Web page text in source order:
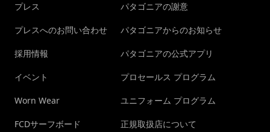
プレス
プレスへのお問い合わせ
採用情報
イベント
Worn Wear
FCDサーフボード
パタゴニアの謝意
パタゴニアからのお知らせ
パタゴニアの公式アプリ
プロセールス プログラム
ユニフォーム プログラム
正規取扱店について